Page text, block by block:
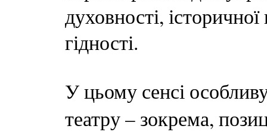
духовності,
гідності.
У цьому сенсі
театру – зокрема,